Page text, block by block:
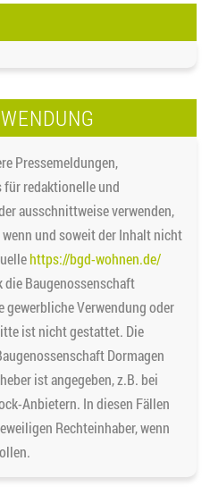
Pressemeldungen,
redaktionelle und
ausschnittweise verwenden,
und soweit der Inhalt nicht
https://bgd-wohnen.de/
die Baugenossenschaft
gewerbliche Verwendung oder
ist nicht gestattet. Die
Dormagen
ist angegeben, z.B. bei
Anbietern. In diesen Fällen
Rechteinhaber, wenn